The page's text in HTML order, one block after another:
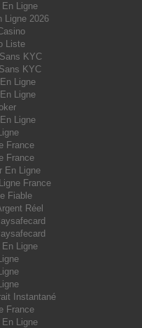
En Ligne
Ligne 2026
Liste
KYC
KYC
Ligne
Ligne
Ligne
France
France
En Ligne
France
Fiable
Réel
Ligne
Instantané
France
En Ligne